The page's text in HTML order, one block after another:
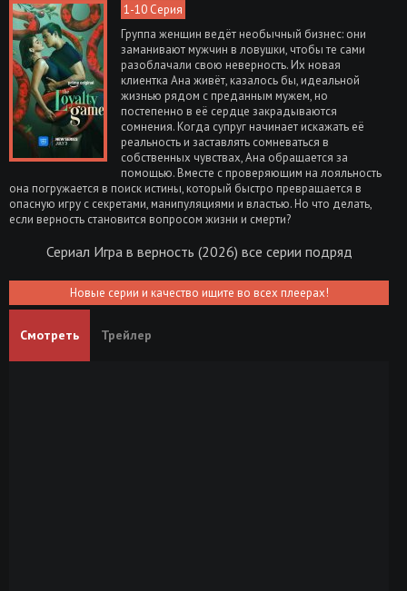
1-10 Серия
Группа женщин ведёт необычный бизнес: они
заманивают мужчин в ловушки, чтобы те сами
разоблачали свою неверность. Их новая
клиентка Ана живёт, казалось бы, идеальной
жизнью рядом с преданным мужем, но
постепенно в её сердце закрадываются
сомнения. Когда супруг начинает искажать её
реальность и заставлять сомневаться в
собственных чувствах, Ана обращается за
помощью. Вместе с проверяющим на лояльность
она погружается в поиск истины, который быстро превращается в
опасную игру с секретами, манипуляциями и властью. Но что делать,
если верность становится вопросом жизни и смерти?
Сериал Игра в верность (2026) все серии подряд
Новые серии и качество ищите во всех плеерах!
Смотреть Трейлер